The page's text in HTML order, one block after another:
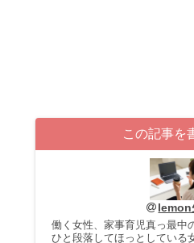
この記事を
lemon
働く女性、家事育児真っ最中
ひと段落してほっとしている